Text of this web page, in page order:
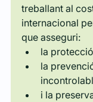
treballant al
internacional
que asseguri:
la
la
i la